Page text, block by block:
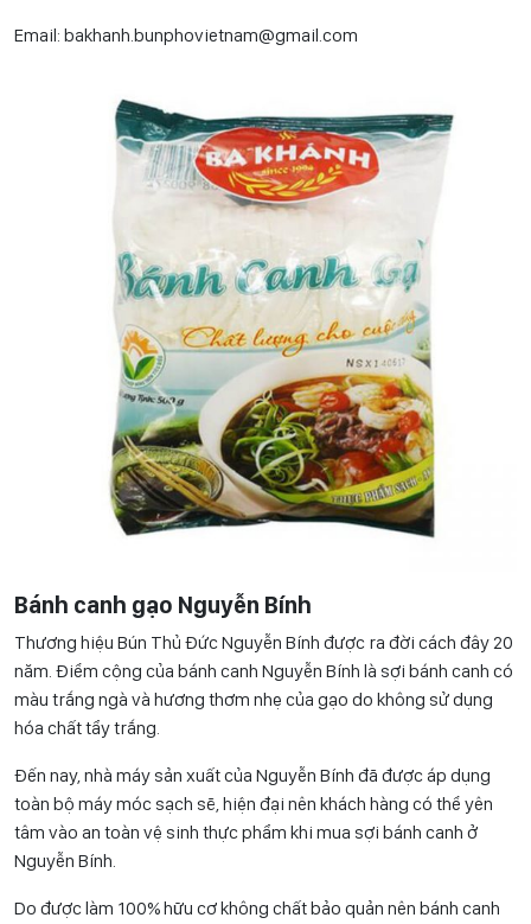
Email: bakhanh.bunphovietnam@gmail.com
Bánh canh gạo Nguyễn Bính
Thương hiệu Bún Thủ Đức Nguyễn Bính được ra đời cách đây 20
năm. Điểm cộng của bánh canh Nguyễn Bính là sợi bánh canh có
màu trắng ngà và hương thơm nhẹ của gạo do không sử dụng
hóa chất tẩy trắng.
Đến nay, nhà máy sản xuất của Nguyễn Bính đã được áp dụng
toàn bộ máy móc sạch sẽ, hiện đại nên khách hàng có thể yên
tâm vào an toàn vệ sinh thực phẩm khi mua sợi bánh canh ở
Nguyễn Bính.
Do được làm 100% hữu cơ không chất bảo quản nên bánh canh